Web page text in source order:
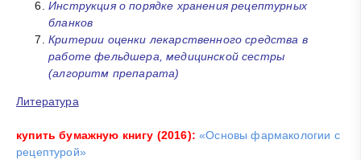
Инструкция о порядке хранения рецептурных
бланков
Критерии оценки лекарственного средства в
работе фельдшера, медицинской сестры
(алгоритм препарата)
Литература
купить бумажную книгу (2016):«Основы фармакологии с
рецептурой»